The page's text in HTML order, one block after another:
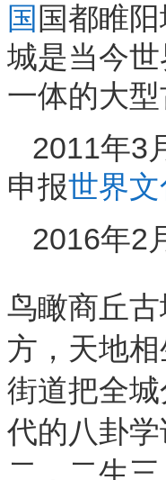
国 国都睢
城是当今
一体的大型
2011年3
申报世界
2016年2
鸟瞰商丘古
方，天地
街道把全
代的八卦